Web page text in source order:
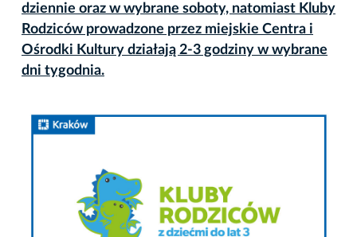
dziennie oraz w wybrane soboty, natomiast Kluby
Rodziców prowadzone przez miejskie Centra i
Ośrodki Kultury działają 2-3 godziny w wybrane
dni tygodnia.